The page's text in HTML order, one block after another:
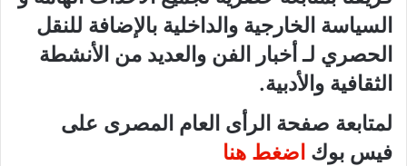
السياسة الخارجية والداخلية بالإضافة للنقل
الحصري لـ أخبار الفن والعديد من الأنشطة
الثقافية والأدبية.
لمتابعة صفحة الرأى العام المصرى على
فيس بوك اضغط هنا